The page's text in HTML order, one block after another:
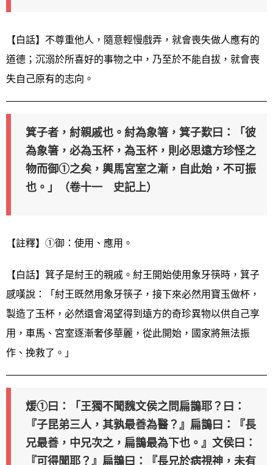
【白話】不尊重他人，隨意輕慢戲弄，就會喪失做人應有的
道德；沉溺於所喜好的事物之中，乃至於不能自拔，就會喪
失自己原有的志向。
箕子者，紂親戚也。紂為象箸，箕子歎曰：「彼
為象箸，必為玉杯，為玉杯，則必思遠方珍怪之
物而御①之矣，輿馬宮室之漸，自此始，不可振
也。」（卷十一 史記上）
【註釋】①御：使用、應用。
【白話】箕子是紂王的親戚。紂王開始使用象牙筷時，箕子
感嘆說：「紂王既然用象牙筷子，接下來必然用寶玉做杯，
製造了玉杯，必然還會渴望得到遠方的奇珍異物以供自己享
用，車馬、宮室逐漸奢侈華麗，從此開始，國家將無法振
作、挽救了。」
煖①曰：「王獨不聞魏文侯之問扁鵲耶？曰：
『子昆弟三人，其孰最善為醫？』扁鵲曰：『長
兄最善，中兄次之，扁鵲最為下也。』文侯曰：
『可得聞耶？』扁鵲曰：『長兄於病視神，未有